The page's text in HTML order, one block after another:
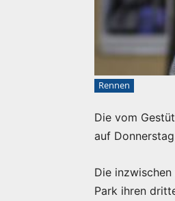
Rennen
Die vom
auf
Die
Park ihren